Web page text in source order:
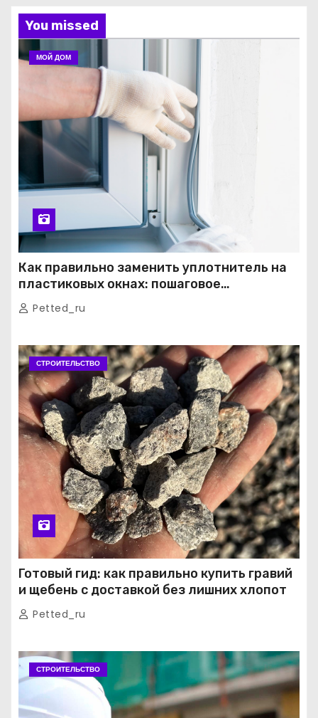
You missed
МОЙ ДОМ
Как правильно заменить уплотнитель на
пластиковых окнах: пошаговое
руководство от экспертов
Petted_ru
СТРОИТЕЛЬСТВО
Готовый гид: как правильно купить гравий
и щебень с доставкой без лишних хлопот
Petted_ru
СТРОИТЕЛЬСТВО